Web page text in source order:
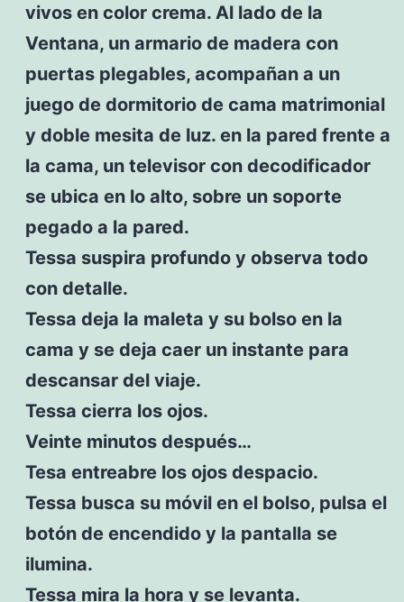
vivos en color crema. Al lado de la
Ventana, un armario de madera con
puertas plegables, acompañan a un
juego de dormitorio de cama matrimonial
y doble mesita de luz. en la pared frente a
la cama, un televisor con decodificador
se ubica en lo alto, sobre un soporte
pegado a la pared.
Tessa suspira profundo y observa todo
con detalle.
Tessa deja la maleta y su bolso en la
cama y se deja caer un instante para
descansar del viaje.
Tessa cierra los ojos.
Veinte minutos después…
Tesa entreabre los ojos despacio.
Tessa busca su móvil en el bolso, pulsa el
botón de encendido y la pantalla se
ilumina.
Tessa mira la hora y se levanta.